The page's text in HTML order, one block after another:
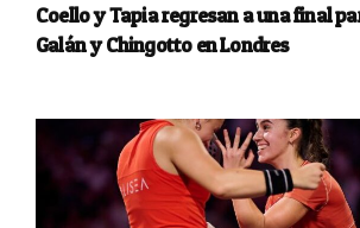
Coello y Tapia regresan a una final
Galán y Chingotto en Londres